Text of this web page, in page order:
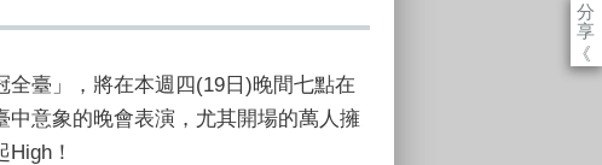
分
享
《
臺」，將在本週四(19日)晚間七點在
意象的晚會表演，尤其開場的萬人擁
！